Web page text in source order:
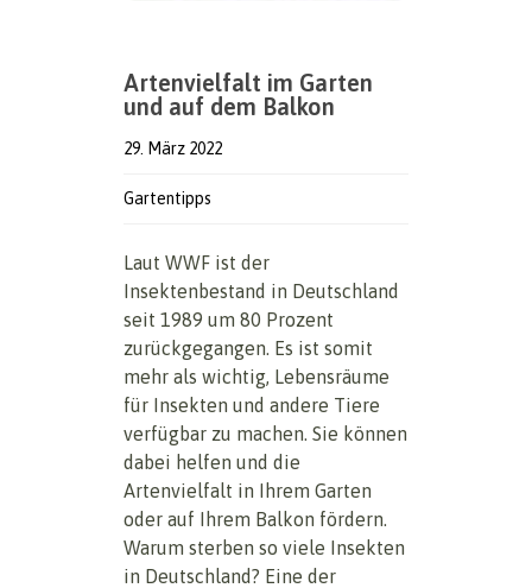
Artenvielfalt im Garten
und auf dem Balkon
29. März 2022
Gartentipps
Laut WWF ist der
Insektenbestand in Deutschland
seit 1989 um 80 Prozent
zurückgegangen. Es ist somit
mehr als wichtig, Lebensräume
für Insekten und andere Tiere
verfügbar zu machen. Sie können
dabei helfen und die
Artenvielfalt in Ihrem Garten
oder auf Ihrem Balkon fördern.
Warum sterben so viele Insekten
in Deutschland? Eine der